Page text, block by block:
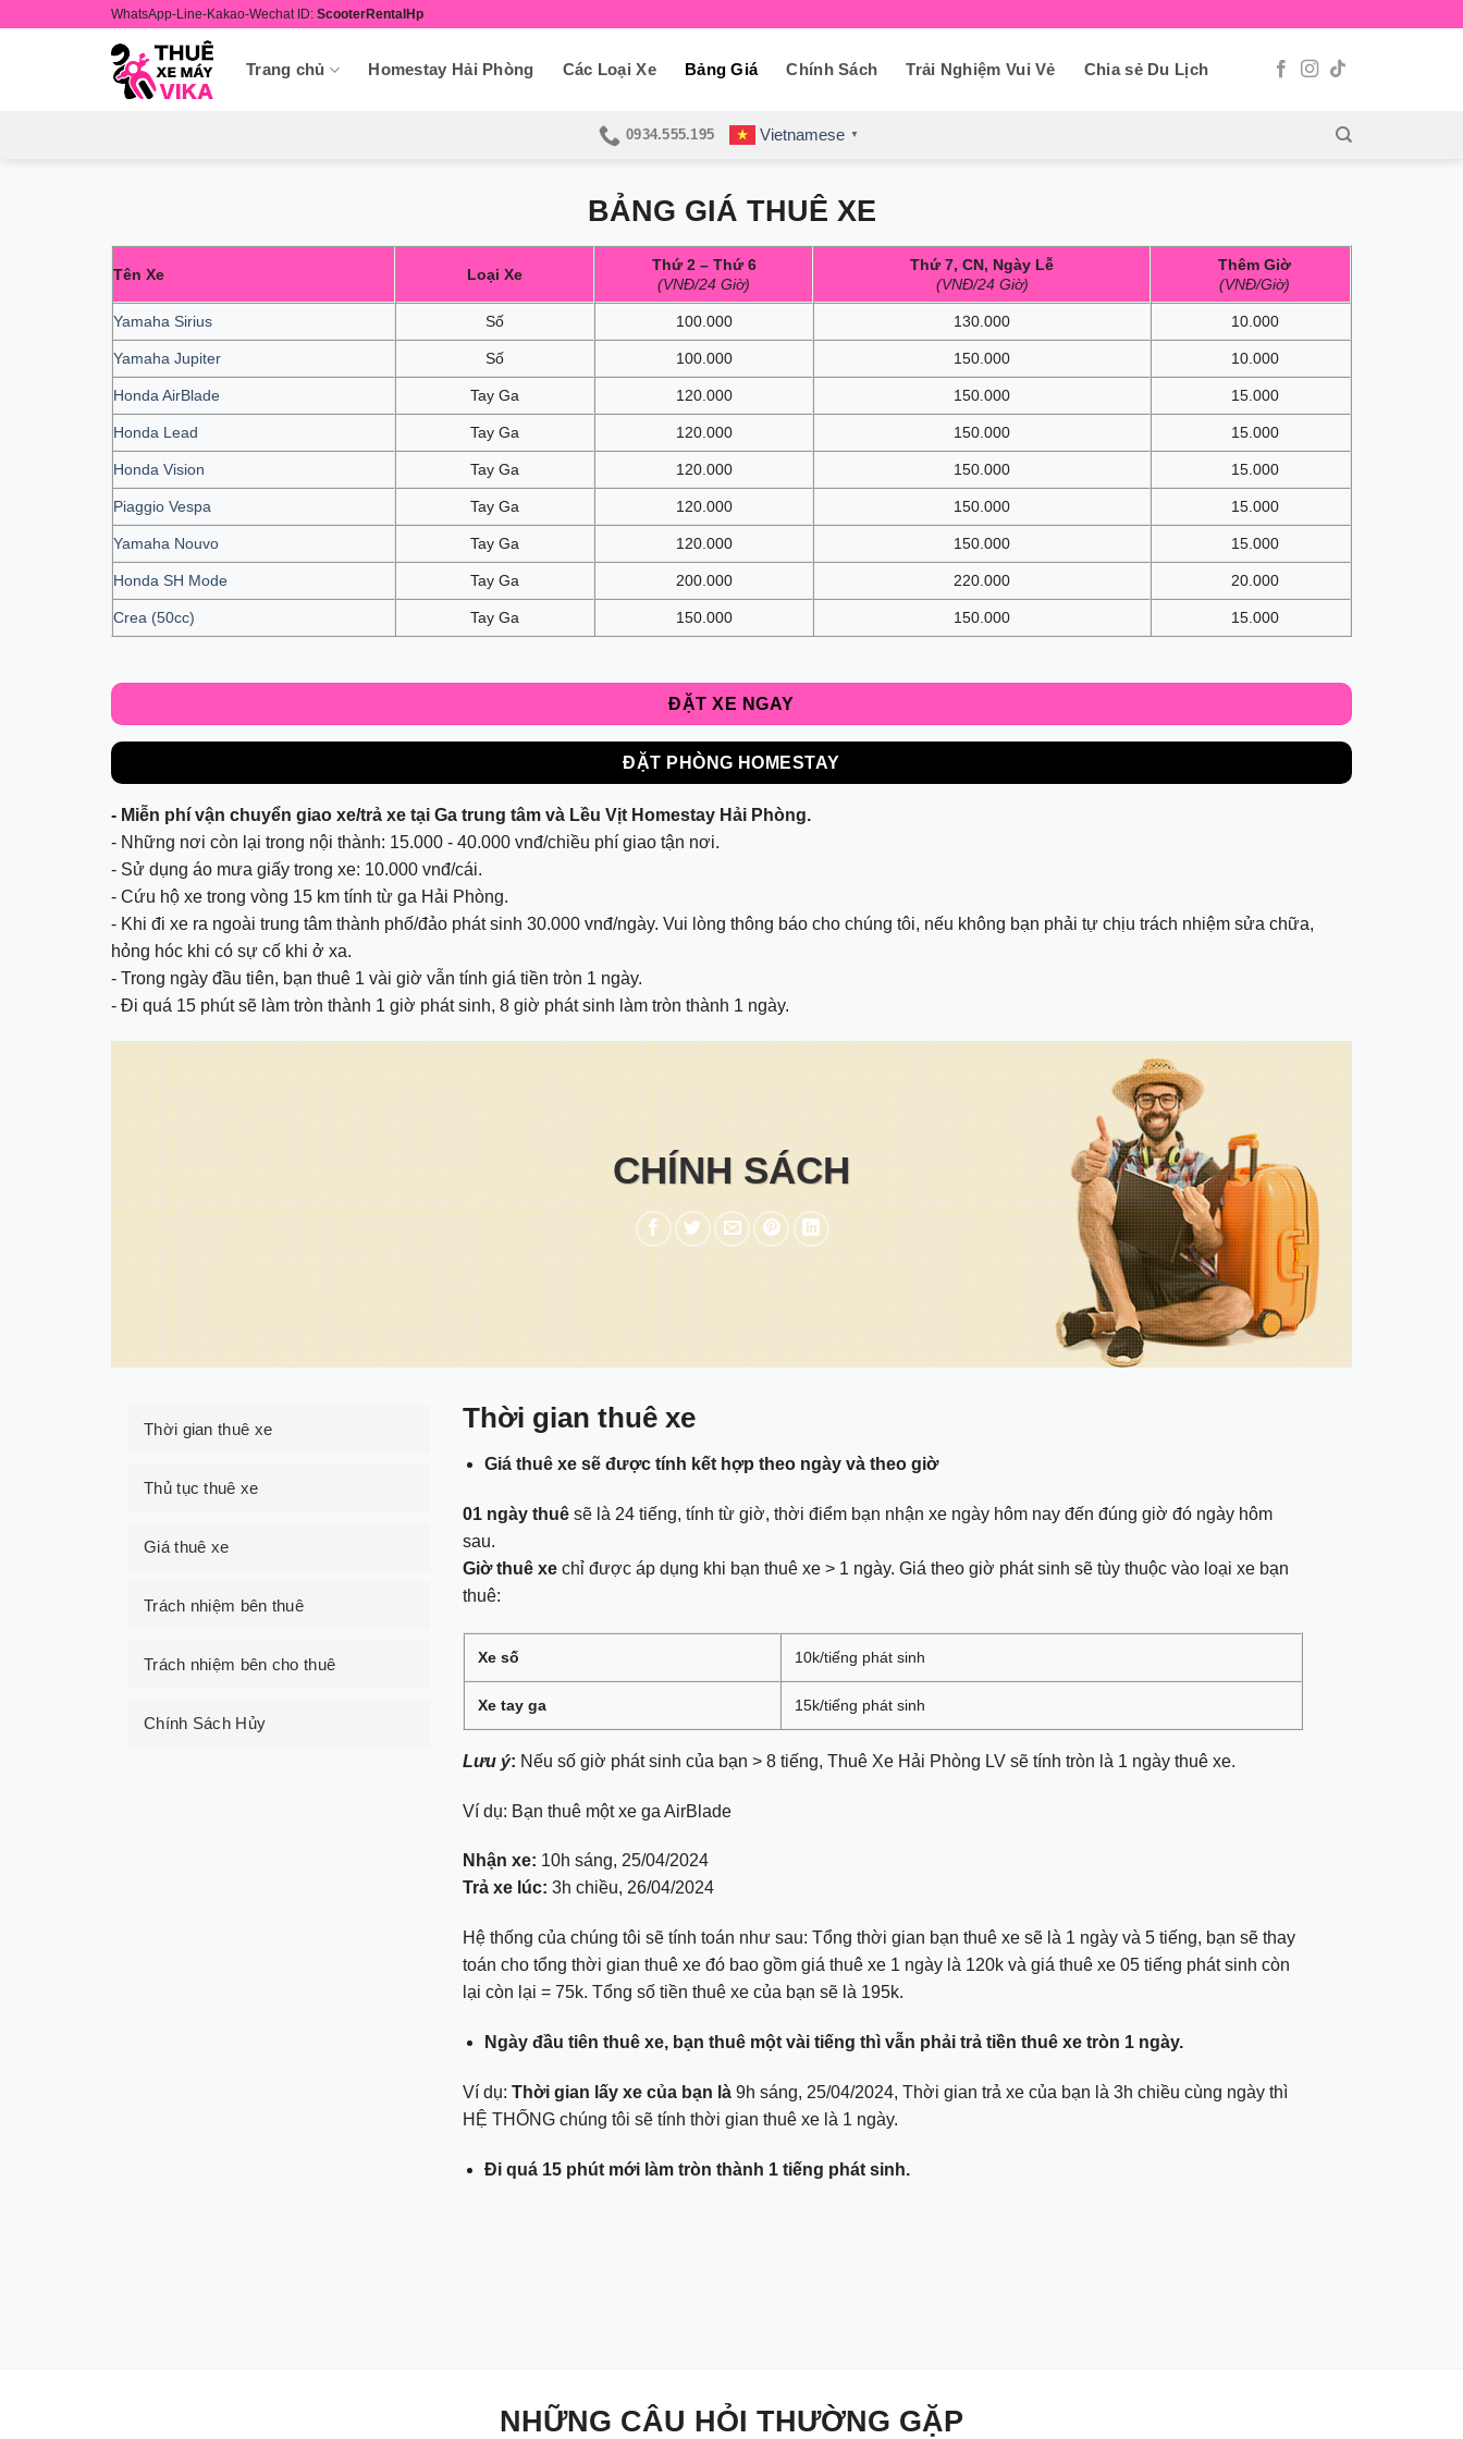
WhatsApp-Line-Kakao-Wechat ID: ScooterRentalHp
Trang chủ Homestay Hải Phòng Các Loại Xe Bảng Giá Chính Sách Trải Nghiệm Vui Vẻ Chia sẻ Du Lịch
0934.555.195 Vietnamese ▼
BẢNG GIÁ THUÊ XE
Tên Xe Loại Xe
Thứ 2 – Thứ 6
(VNĐ/24 Giờ)
Thứ 7, CN, Ngày Lễ
(VNĐ/24 Giờ)
Thêm Giờ
(VNĐ/Giờ)
Yamaha Sirius Số 100.000 130.000 10.000
Yamaha Jupiter Số 100.000 150.000 10.000
Honda AirBlade Tay Ga 120.000 150.000 15.000
Honda Lead Tay Ga 120.000 150.000 15.000
Honda Vision Tay Ga 120.000 150.000 15.000
Piaggio Vespa Tay Ga 120.000 150.000 15.000
Yamaha Nouvo Tay Ga 120.000 150.000 15.000
Honda SH Mode Tay Ga 200.000 220.000 20.000
Crea (50cc) Tay Ga 150.000 150.000 15.000
ĐẶT XE NGAY
ĐẶT PHÒNG HOMESTAY
- Miễn phí vận chuyển giao xe/trả xe tại Ga trung tâm và Lều Vịt Homestay Hải Phòng.
- Những nơi còn lại trong nội thành: 15.000 - 40.000 vnđ/chiều phí giao tận nơi.
- Sử dụng áo mưa giấy trong xe: 10.000 vnđ/cái.
- Cứu hộ xe trong vòng 15 km tính từ ga Hải Phòng.
- Khi đi xe ra ngoài trung tâm thành phố/đảo phát sinh 30.000 vnđ/ngày. Vui lòng thông báo cho chúng tôi, nếu không bạn phải tự chịu trách nhiệm sửa chữa,
hỏng hóc khi có sự cố khi ở xa.
- Trong ngày đầu tiên, bạn thuê 1 vài giờ vẫn tính giá tiền tròn 1 ngày.
- Đi quá 15 phút sẽ làm tròn thành 1 giờ phát sinh, 8 giờ phát sinh làm tròn thành 1 ngày.
CHÍNH SÁCH
Thời gian thuê xe
Thủ tục thuê xe
Giá thuê xe
Trách nhiệm bên thuê
Trách nhiệm bên cho thuê
Chính Sách Hủy
Thời gian thuê xe
Giá thuê xe sẽ được tính kết hợp theo ngày và theo giờ
01 ngày thuêsẽ là 24 tiếng, tính từ giờ, thời điểm bạn nhận xe ngày hôm nay đến đúng giờ đó ngày hôm
sau.
Giờ thuê xechỉ được áp dụng khi bạn thuê xe > 1 ngày. Giá theo giờ phát sinh sẽ tùy thuộc vào loại xe bạn
thuê:
Xe số 10k/tiếng phát sinh
Xe tay ga 15k/tiếng phát sinh
Lưu ý: Nếu số giờ phát sinh của bạn > 8 tiếng, Thuê Xe Hải Phòng LV sẽ tính tròn là 1 ngày thuê xe.
Ví dụ: Bạn thuê một xe ga AirBlade
Nhận xe: 10h sáng, 25/04/2024
Trả xe lúc: 3h chiều, 26/04/2024
Hệ thống của chúng tôi sẽ tính toán như sau: Tổng thời gian bạn thuê xe sẽ là 1 ngày và 5 tiếng, bạn sẽ thay
toán cho tổng thời gian thuê xe đó bao gồm giá thuê xe 1 ngày là 120k và giá thuê xe 05 tiếng phát sinh còn
lại còn lại = 75k. Tổng số tiền thuê xe của bạn sẽ là 195k.
Ngày đầu tiên thuê xe, bạn thuê một vài tiếng thì vẫn phải trả tiền thuê xe tròn 1 ngày.
Ví dụ: Thời gian lấy xe của bạn là9h sáng, 25/04/2024, Thời gian trả xe của bạn là 3h chiều cùng ngày thì
HỆ THỐNG chúng tôi sẽ tính thời gian thuê xe là 1 ngày.
Đi quá 15 phút mới làm tròn thành 1 tiếng phát sinh.
NHỮNG CÂU HỎI THƯỜNG GẶP